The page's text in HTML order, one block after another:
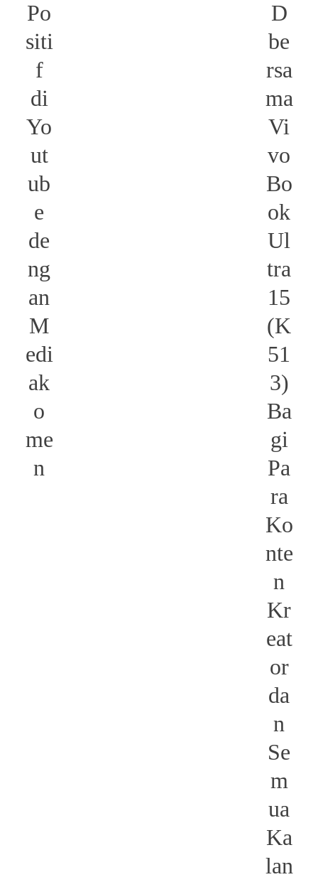
Po
siti
f
di
Yo
ut
ub
e
de
ng
an
M
edi
ak
o
me
n
D
be
rsa
ma
Vi
vo
Bo
ok
Ul
tra
15
(K
51
3)
Ba
gi
Pa
ra
Ko
nte
n
Kr
eat
or
da
n
Se
m
ua
Ka
lan